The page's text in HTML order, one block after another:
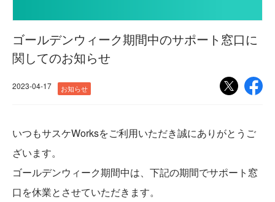
ゴールデンウィーク期間中のサポート窓口に
関してのお知らせ
2023-04-17 お知らせ
いつもサスケWorksをご利用いただき誠にありがとうご
ざいます。
ゴールデンウィーク期間中は、下記の期間でサポート窓
口を休業とさせていただきます。